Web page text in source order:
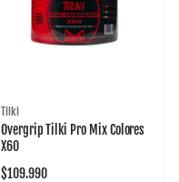
Proveedor:
Tilki
Overgrip Tilki Pro Mix Colores
X60
Precio
$109.990